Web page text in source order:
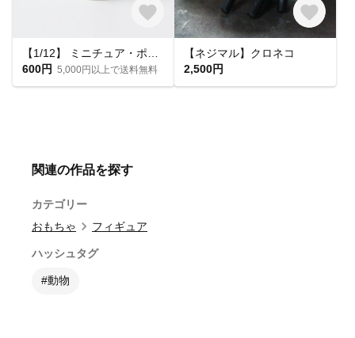
600円 5,000円以上で送料無料
【ネジマル】クロネコ
2,500円
関連の作品を探す
カテゴリー
おもちゃ
フィギュア
ハッシュタグ
#動物